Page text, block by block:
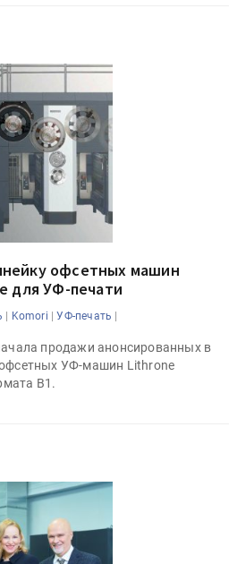
офсетных машин
для УФ-печати
| Komori |УФ-печать |
продажи анонсированных в
офсетных УФ-машин Lithrone
B1.